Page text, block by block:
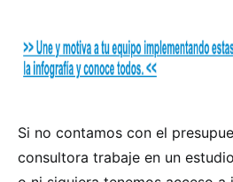
Si no contamos con el
consultora trabaje en un